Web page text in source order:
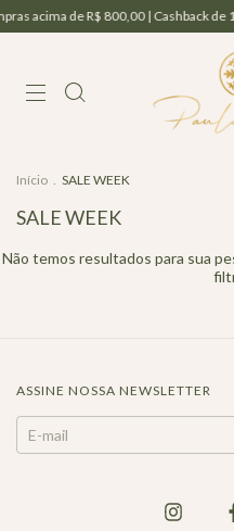
acima de R$ 800,00 | Cashback de
Início . SALE WEEK
SALE WEEK
Não temos resultados para sua
ASSINE NOSSA NEWSLETTER